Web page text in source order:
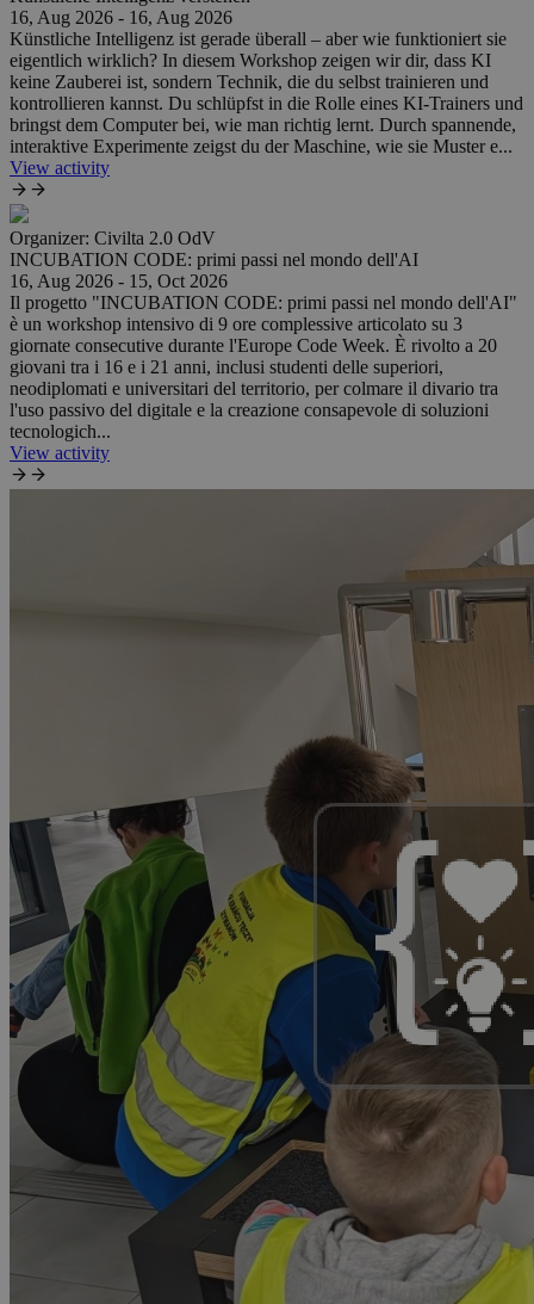
16, Aug 2026 - 16, Aug 2026
Künstliche Intelligenz ist gerade überall – aber wie funktioniert sie
eigentlich wirklich? In diesem Workshop zeigen wir dir, dass KI
keine Zauberei ist, sondern Technik, die du selbst trainieren und
kontrollieren kannst. Du schlüpfst in die Rolle eines KI-Trainers und
bringst dem Computer bei, wie man richtig lernt. Durch spannende,
interaktive Experimente zeigst du der Maschine, wie sie Muster e...
View activity
Organizer: Civilta 2.0 OdV
INCUBATION CODE: primi passi nel mondo dell'AI
16, Aug 2026 - 15, Oct 2026
Il progetto "INCUBATION CODE: primi passi nel mondo dell'AI"
è un workshop intensivo di 9 ore complessive articolato su 3
giornate consecutive durante l'Europe Code Week. È rivolto a 20
giovani tra i 16 e i 21 anni, inclusi studenti delle superiori,
neodiplomati e universitari del territorio, per colmare il divario tra
l'uso passivo del digitale e la creazione consapevole di soluzioni
tecnologich...
View activity